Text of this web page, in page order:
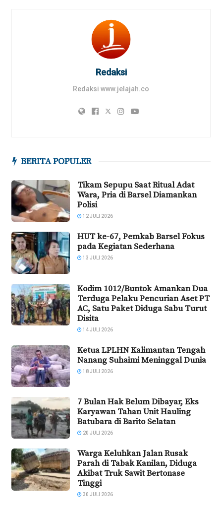
Redaksi
Redaksi www.jelajah.co
BERITA POPULER
Tikam Sepupu Saat Ritual Adat
Wara, Pria di Barsel Diamankan
Polisi
12 JULI 2026
HUT ke-67, Pemkab Barsel Fokus
pada Kegiatan Sederhana
13 JULI 2026
Kodim 1012/Buntok Amankan Dua
Terduga Pelaku Pencurian Aset PT
AC, Satu Paket Diduga Sabu Turut
Disita
14 JULI 2026
Ketua LPLHN Kalimantan Tengah
Nanang Suhaimi Meninggal Dunia
18 JULI 2026
7 Bulan Hak Belum Dibayar, Eks
Karyawan Tahan Unit Hauling
Batubara di Barito Selatan
20 JULI 2026
Warga Keluhkan Jalan Rusak
Parah di Tabak Kanilan, Diduga
Akibat Truk Sawit Bertonase
Tinggi
30 JULI 2026